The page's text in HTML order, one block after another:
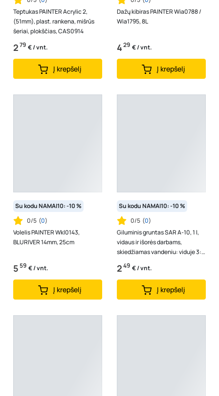
Teptukas PAINTER Acrylic 2,
(51mm), plast. rankena, mišrūs
šeriai, plokščias, CAS0914
279 € / vnt.
Į krepšelį
Dažų kibiras PAINTER Wia0788 /
Wia1795, 8L
429 € / vnt.
Į krepšelį
Su kodu NAMAI10: -10 %
0/5 (0)
Volelis PAINTER Wkl0143,
BLURIVER 14mm, 25cm
559 € / vnt.
Į krepšelį
Su kodu NAMAI10: -10 %
0/5 (0)
Giluminis gruntas SAR A-10, 1 l,
vidaus ir išorės darbams,
skiedžiamas vandeniu: viduje 3:1,
išorėje 1:1
249 € / vnt.
Į krepšelį